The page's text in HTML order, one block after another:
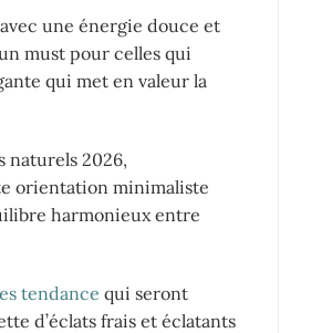
une énergie douce et
must pour celles qui
qui met en valeur la
naturels 2026,
orientation minimaliste
harmonieux entre
tendance qui seront
d’éclats frais et éclatants